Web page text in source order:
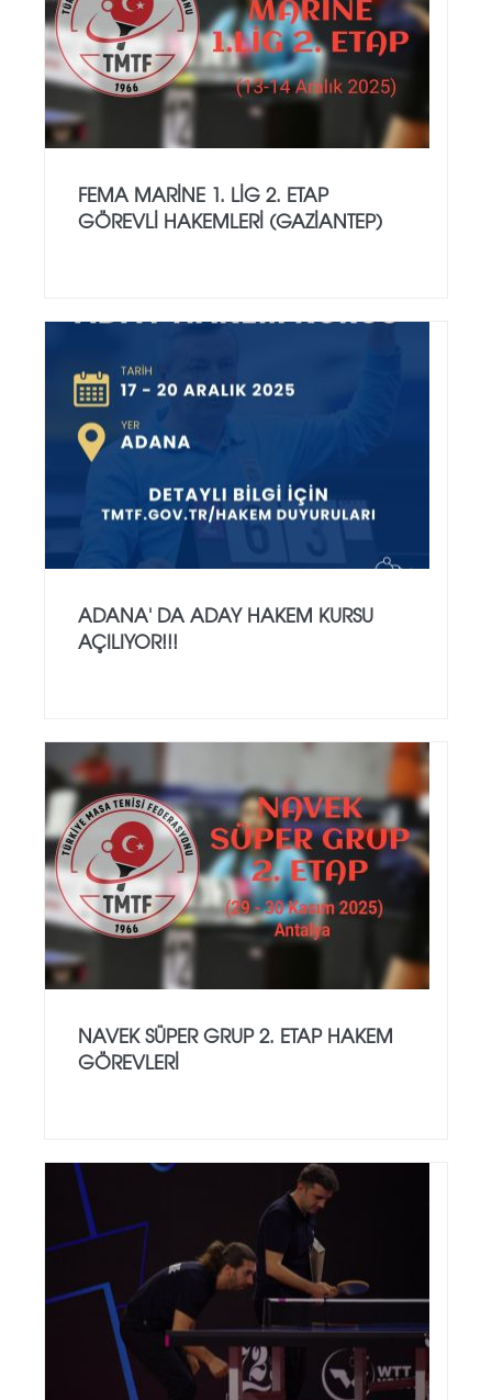
FEMA MARINE 1. LIG 2. ETAP
GÖREVLI HAKEMLERI (GAZIANTEP)
ADANA' DA ADAY HAKEM KURSU
AÇILIYOR!!!
NAVEK SÜPER GRUP 2. ETAP HAKEM
GÖREVLERI